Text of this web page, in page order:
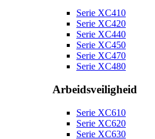
Serie XC410
Serie XC420
Serie XC440
Serie XC450
Serie XC470
Serie XC480
Arbeidsveiligheid
Serie XC610
Serie XC620
Serie XC630